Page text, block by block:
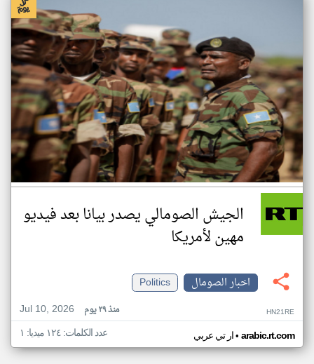
الجيش الصومالي يصدر بيانا بعد فيديو
مهين لأمريكا
اخبار الصومال
Politics
Jul 10, 2026
منذ ٢٩ يوم HN21RE
ار تي عربي• arabic.rt.com عدد الكلمات: ١٢٤ ميديا: ١